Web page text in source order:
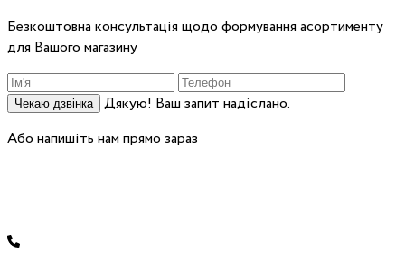
Безкоштовна консультація щодо формування асортименту
для Вашого магазину
Чекаю дзвінка
Дякую! Ваш запит надіслано.
Або напишіть нам прямо зараз